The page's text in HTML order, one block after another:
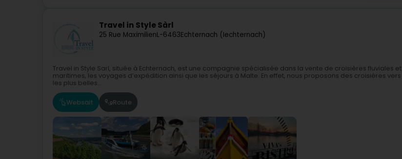
Travel in Style Sàrl
25 Rue MaximilienL-6463Echternach (Iechternach)
Travel in Style Sarl, située à Echternach, est une compagnie spécialisée dans la vente de croisières fluviales et
maritimes, les voyages d’expédition ainsi que les séjours à Malte. En effet, nous proposons des croisières vers
les plus belles...
Websäit Route